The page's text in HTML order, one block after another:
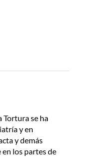
Tortura se ha
y en
y demás
los partes de